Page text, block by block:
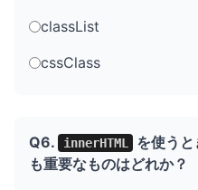
classList
cssClass
Q6. innerHTML
を使う
も重要なものはどれか？